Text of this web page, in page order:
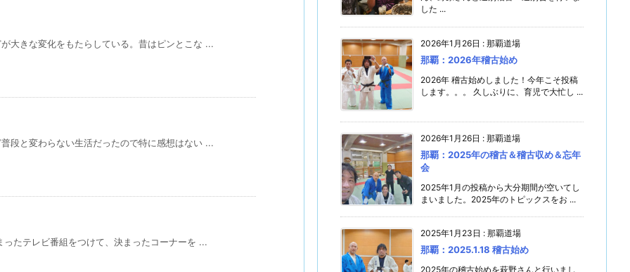
大きな変化をもたらしている。昔はピンとこな ...
段と変わらない生活だったので特に感想はない ...
たテレビ番組をつけて、決まったコーナーを ...
した ...
2026年1月26日 : 那覇道場
那覇：2026年稽古始め
2026年 稽古始めしました！今年こそ投稿
します。。。 久しぶりに、育児で大忙し ...
2026年1月26日 : 那覇道場
那覇：2025年の稽古＆稽古収め＆忘年
会
2025年1月の投稿から大分期間が空いてし
まいました。2025年のトピックスをお ...
2025年1月23日 : 那覇道場
那覇：2025.1.18 稽古始め
2025年の稽古始めを萩野さんと行いまし